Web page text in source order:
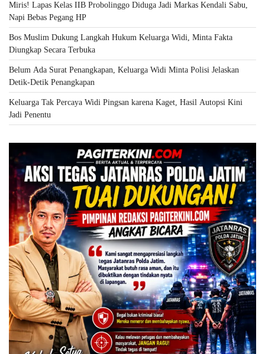
Miris! Lapas Kelas IIB Probolinggo Diduga Jadi Markas Kendali Sabu,
Napi Bebas Pegang HP
Bos Muslim Dukung Langkah Hukum Keluarga Widi, Minta Fakta
Diungkap Secara Terbuka
Belum Ada Surat Penangkapan, Keluarga Widi Minta Polisi Jelaskan
Detik-Detik Penangkapan
Keluarga Tak Percaya Widi Pingsan karena Kaget, Hasil Autopsi Kini
Jadi Penentu